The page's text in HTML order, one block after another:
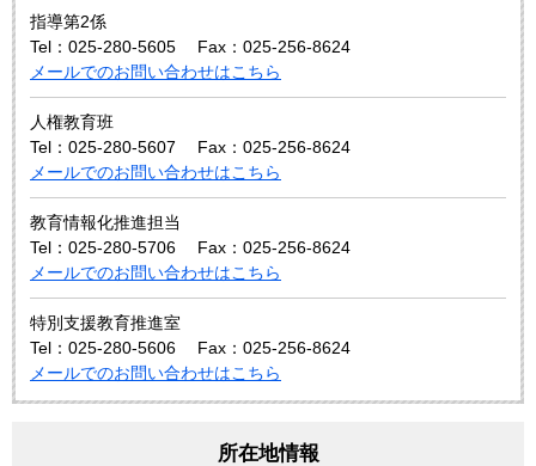
指導第2係
Tel：025-280-5605
Fax：025-256-8624
メールでのお問い合わせはこちら
人権教育班
Tel：025-280-5607
Fax：025-256-8624
メールでのお問い合わせはこちら
教育情報化推進担当
Tel：025-280-5706
Fax：025-256-8624
メールでのお問い合わせはこちら
特別支援教育推進室
Tel：025-280-5606
Fax：025-256-8624
メールでのお問い合わせはこちら
所在地情報